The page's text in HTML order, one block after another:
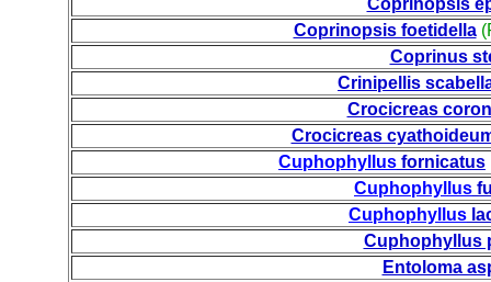
Coprinopsis
Coprinopsis foetidella
Coprinus
Crinipellis
Crocicreas
Crocicreas
Cuphophyllus fornicatus
Cuphophyllus
Cuphophyllus
Cuphophyllus
Entoloma